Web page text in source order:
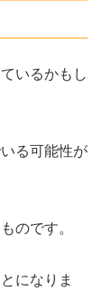
いるかもし
る可能性が
のです。
になりま